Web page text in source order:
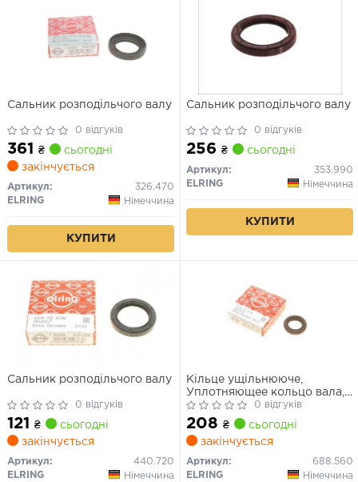
Сальник розподільчого валу
0 відгуків
361 ₴
сьогодні
закінчується
Артикул:
326.470
ELRING
Німеччина
КУПИТИ
Сальник розподільчого валу
0 відгуків
256 ₴ сьогодні
Артикул:
353.990
ELRING
Німеччина
КУПИТИ
Сальник розподільчого валу
0 відгуків
121 ₴
сьогодні
закінчується
Артикул:
440.720
ELRING
Німеччина
Кільце ущільнююче,
Уплотняющее кольцо вала,
маслян
0 відгуків
208 ₴
сьогодні
закінчується
Артикул:
688.560
ELRING
Німеччина